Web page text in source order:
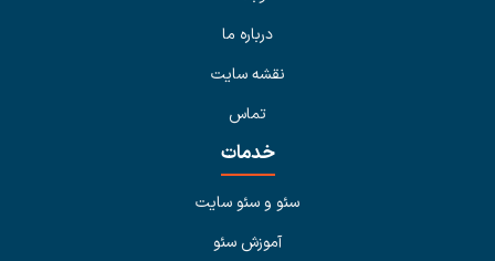
درباره ما
نقشه سایت
تماس
خدمات
سئو و سئو سایت
آموزش سئو